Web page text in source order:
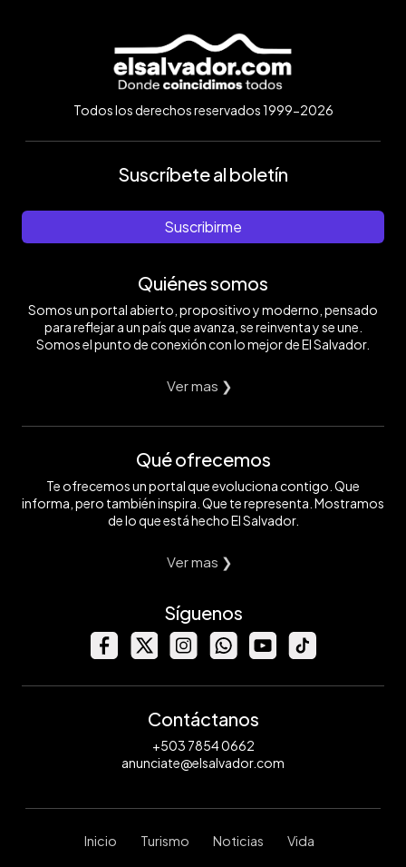
Todos los derechos reservados 1999-2026
Suscríbete al boletín
Suscribirme
Quiénes somos
Somos un portal abierto, propositivo y moderno, pensado
para reflejar a un país que avanza, se reinventa y se une.
Somos el punto de conexión con lo mejor de El Salvador.
Ver mas ❯
Qué ofrecemos
Te ofrecemos un portal que evoluciona contigo. Que
informa, pero también inspira. Que te representa. Mostramos
de lo que está hecho El Salvador.
Ver mas ❯
Síguenos
Contáctanos
+503 7854 0662
anunciate@elsalvador.com
Inicio Turismo Noticias Vida